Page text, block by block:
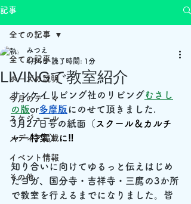
記事
全ての記事
ポーズの説明
今月のテーマ
スケジュール
メディア掲載
イベント情報
その他
全ての記事
LIVINGで教室紹介
みつえ
4月4日 読了時間: 1分
サンケイリビング社のリビングむさし
の版or多摩版にのせて頂きました.
3月27日号の紙面（ スクール＆カルチ
ャー特集）に‼
知り合いに向けてゆるっと伝えはじめ
たヨガ、国分寺・吉祥寺・三鷹の3か所
で教室を行えるまでになりました。皆